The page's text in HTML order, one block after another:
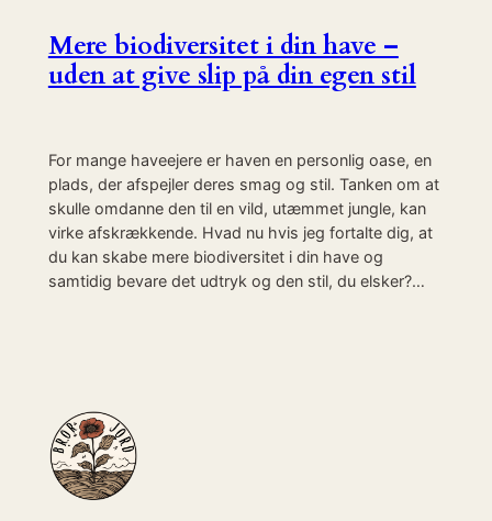
Mere biodiversitet i din have –
uden at give slip på din egen stil
For mange haveejere er haven en personlig oase, en
plads, der afspejler deres smag og stil. Tanken om at
skulle omdanne den til en vild, utæmmet jungle, kan
virke afskrækkende. Hvad nu hvis jeg fortalte dig, at
du kan skabe mere biodiversitet i din have og
samtidig bevare det udtryk og den stil, du elsker?…